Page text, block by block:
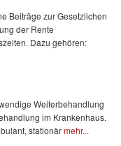
Beiträge zur Gesetzlichen
der Rente
Dazu gehören:
Weiterbehandlung
im Krankenhaus.
stationärmehr...